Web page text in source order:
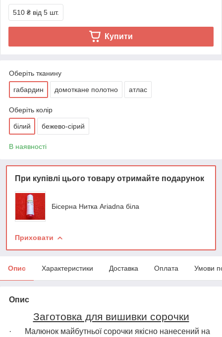
510 ₴ від 5 шт.
Купити
Оберіть тканину
габардин домоткане полотно атлас
Оберіть колір
білий бежево-сірий
В наявності
При купівлі цього товару отримайте подарунок
Бісерна Нитка Ariadna біла
Приховати
Опис Характеристики Доставка Оплата Умови
Опис
Заготовка для вишивки сорочки
·
Малюнок майбутньої сорочки якісно нанесений на